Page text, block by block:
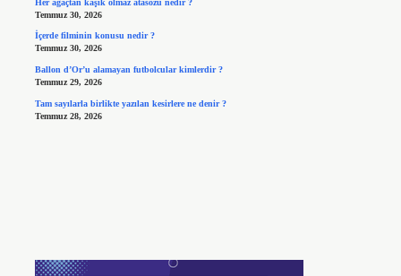
Her ağaçtan kaşık olmaz atasözü nedir ?
Temmuz 30, 2026
İçerde filminin konusu nedir ?
Temmuz 30, 2026
Ballon d’Or’u alamayan futbolcular kimlerdir ?
Temmuz 29, 2026
Tam sayılarla birlikte yazılan kesirlere ne denir ?
Temmuz 28, 2026